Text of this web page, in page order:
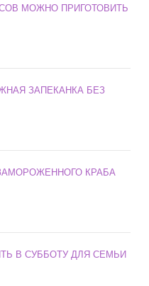
МОЖНО ПРИГОТОВИТЬ
ЗАПЕКАНКА БЕЗ
КРАБА
В СУББОТУ ДЛЯ СЕМЬИ